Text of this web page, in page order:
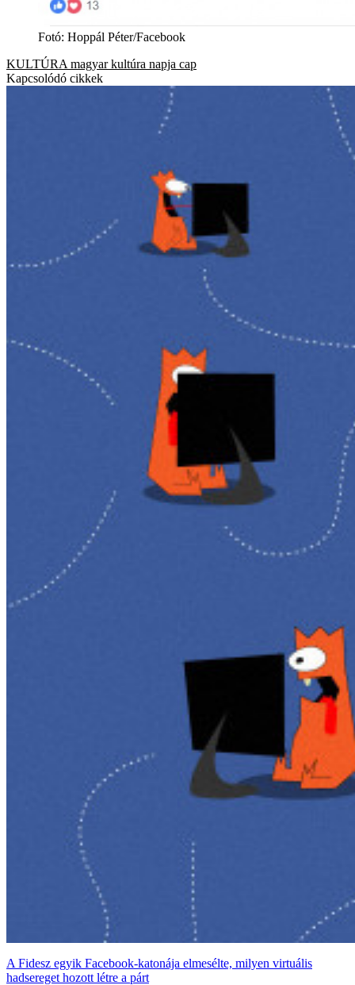
Fotó: Hoppál Péter/Facebook
KULTÚRA magyar kultúra napja cap
Kapcsolódó cikkek
A Fidesz egyik Facebook-katonája elmesélte, milyen virtuális
hadsereget hozott létre a párt